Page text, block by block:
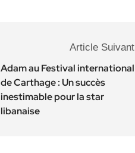
Article Suivant
Adam au Festival international
de Carthage : Un succès
inestimable pour la star
libanaise